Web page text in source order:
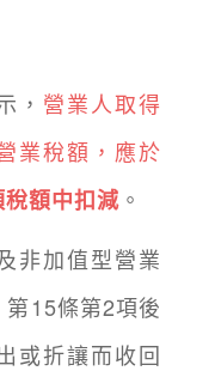
， 營業人取得
業稅額，應於
額中扣減。
加值型營業
15條第2項後
或折讓而收回